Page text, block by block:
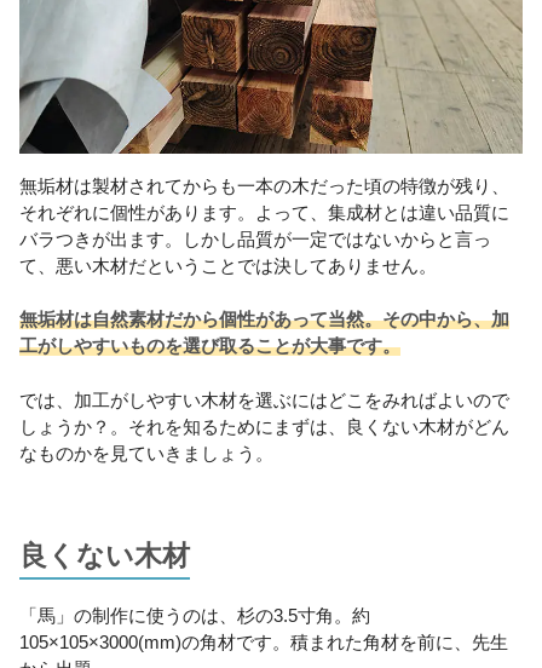
無垢材は製材されてからも一本の木だった頃の特徴が残り、
それぞれに個性があります。よって、集成材とは違い品質に
バラつきが出ます。しかし品質が一定ではないからと言っ
て、悪い木材だということでは決してありません。
無垢材は自然素材だから個性があって当然。その中から、加
工がしやすいものを選び取ることが大事です。
では、加工がしやすい木材を選ぶにはどこをみればよいので
しょうか？。それを知るためにまずは、良くない木材がどん
なものかを見ていきましょう。
良くない木材
「馬」の制作に使うのは、杉の3.5寸角。約
105×105×3000(mm)の角材です。積まれた角材を前に、先生